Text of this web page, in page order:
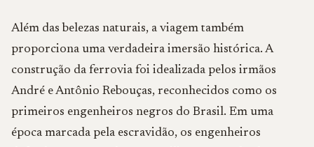
Além das belezas naturais, a viagem também
proporciona uma verdadeira imersão histórica. A
construção da ferrovia foi idealizada pelos irmãos
André e Antônio Rebouças, reconhecidos como os
primeiros engenheiros negros do Brasil. Em uma
época marcada pela escravidão, os engenheiros